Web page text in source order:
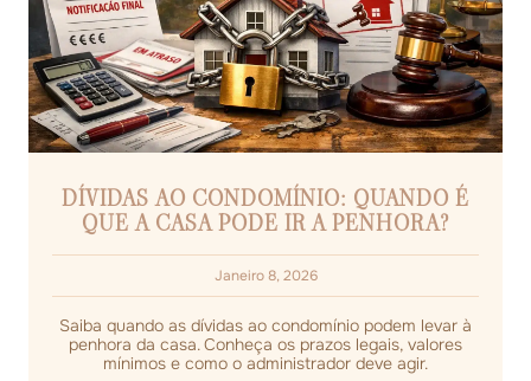
DÍVIDAS AO CONDOMÍNIO: QUANDO É
QUE A CASA PODE IR A PENHORA?
Janeiro 8, 2026
Saiba quando as dívidas ao condomínio podem levar à
penhora da casa. Conheça os prazos legais, valores
mínimos e como o administrador deve agir.